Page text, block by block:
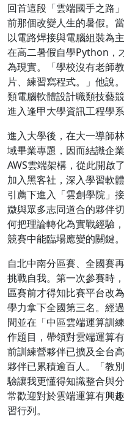
回首這段「雲端國手之路
前那個改變人生的暑假。
以電路焊接與電腦組裝為
在高二暑假自學Python，
為現實。「學校沒有老師
片、練習寫程式。」他說
類電腦軟體設計職類技藝
進入逢甲大學資訊工程學系
進入大學後，在大一導師
域畢業專題，因而結識企
AWS雲端架構，從此開啟
加入黑客社，深入學習軟
引薦下進入「雲創學院」
媺與眾多志同道合的夥伴
何把理論轉化為實戰經驗
競賽中能臨場應變的關鍵。
自北中南分區賽、全國賽
挑戰自我。第一次參賽時
區賽前才得知比賽平台改
學力拿下全國第三名。經
間並在「中區雲端運算訓
作題目，帶領對雲端運算
前訓練營夥伴已擴及全台
夥伴已累積逾百人。「教
驗讓我更懂得知識整合與
常歡迎對於雲端運算有興
習行列。